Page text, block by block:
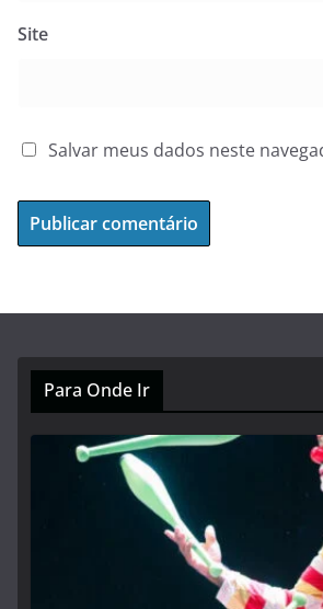
Site
Salvar meus dados neste
Para Onde Ir